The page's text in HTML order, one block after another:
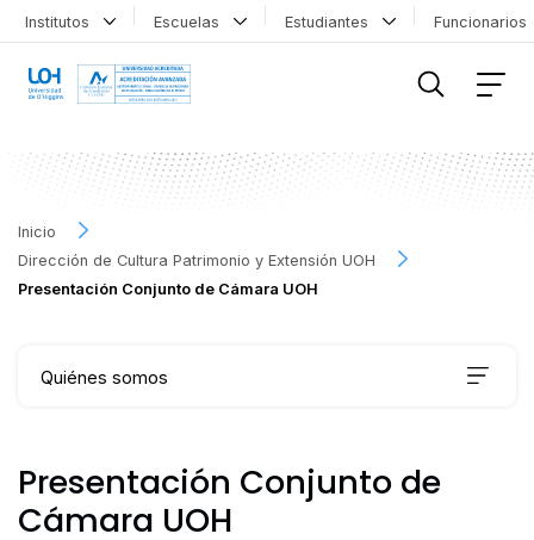
Institutos Escuelas Estudiantes
Inicio
Dirección de Cultura Patrimonio y Extensión UOH
Presentación Conjunto de Cámara UOH
Quiénes somos
Agenda Cultural
Presentación Conjunto de
Cámara UOH